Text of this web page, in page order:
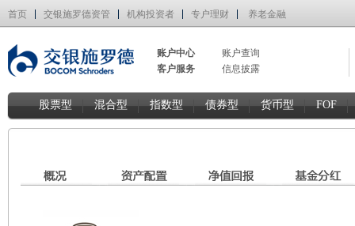
首页 交银施罗德资管 机构投资者 专户理财 养老金融
账户中心
账户查询
客户服务
信息披露
股票型 混合型 指数型 债券型 货币型 FOF